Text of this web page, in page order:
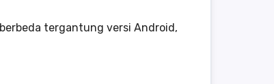
tergantung versi Android,